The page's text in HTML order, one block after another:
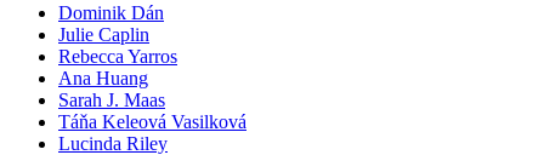
Dominik Dán
Julie Caplin
Rebecca Yarros
Ana Huang
Sarah J. Maas
Táňa Keleová Vasilková
Lucinda Riley